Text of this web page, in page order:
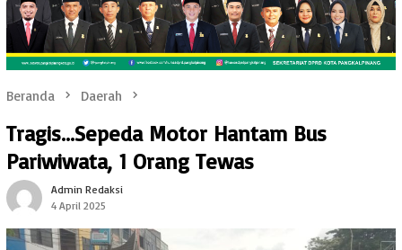
Beranda Daerah
Tragis…Sepeda Motor Hantam Bus
Pariwiwata, 1 Orang Tewas
Admin Redaksi
4 April 2025